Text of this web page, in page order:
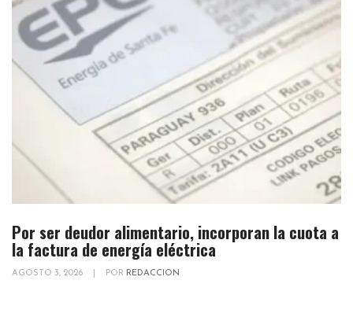
Por ser deudor alimentario, incorporan la cuota a
la factura de energía eléctrica
AGOSTO 3, 2026 POR REDACCION